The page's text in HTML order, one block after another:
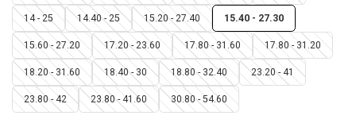
14 - 25 14.40 - 25 15.20 - 27.40 15.40 - 27.30
15.60 - 27.20 17.20 - 23.60 17.80 - 31.60 17.80 - 31.20
18.20 - 31.60 18.40 - 30 18.80 - 32.40 23.20 - 41
23.80 - 42 23.80 - 41.60 30.80 - 54.60